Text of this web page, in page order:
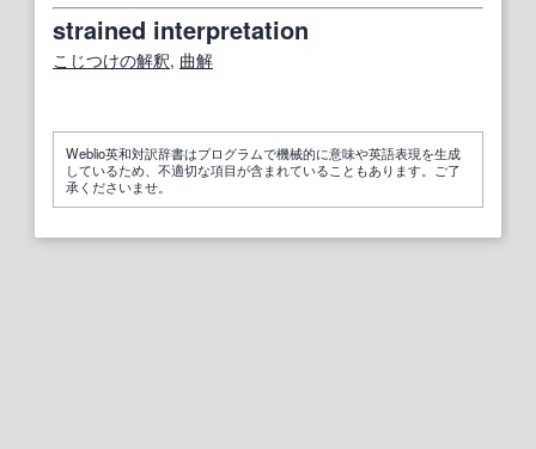
strained interpretation
こじつけの解釈, 曲解
Weblio英和対訳辞書はプログラムで機械的に意味や英語表現を生成
しているため、不適切な項目が含まれていることもあります。ご了
承くださいませ。